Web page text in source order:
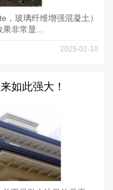
玻璃纤维增强混凝土）
非常显...
2025-02-10
如此强大！